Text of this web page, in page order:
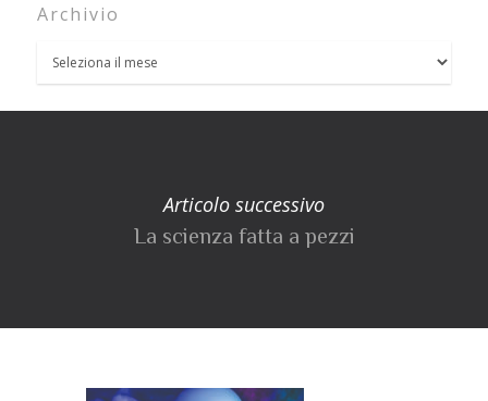
Archivio
Articolo successivo
La scienza fatta a pezzi